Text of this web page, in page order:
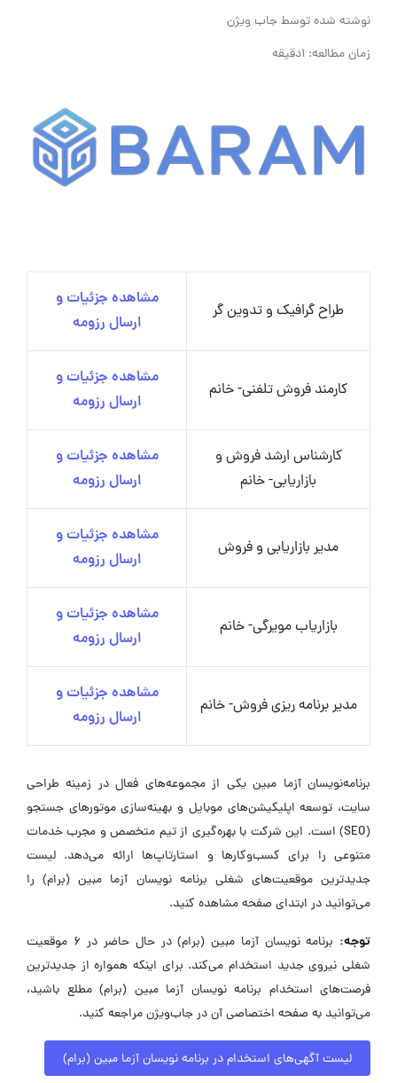
نوشته شده توسطجاب ویژن
زمان مطالعه: 1دقیقه
طراح گرافیک و تدوین گر
مشاهده جزئیات و
ارسال رزومه
کارمند فروش تلفنی- خانم
مشاهده جزئیات و
ارسال رزومه
کارشناس ارشد فروش و
بازاریابی- خانم
مشاهده جزئیات و
ارسال رزومه
مدیر بازاریابی و فروش
مشاهده جزئیات و
ارسال رزومه
بازاریاب مویرگی- خانم
مشاهده جزئیات و
ارسال رزومه
مدیر برنامه ریزی فروش- خانم
مشاهده جزئیات و
ارسال رزومه
برنامه‌نویسان آزما مبین یکی از مجموعه‌های فعال در زمینه طراحی
سایت، توسعه اپلیکیشن‌های موبایل و بهینه‌سازی موتورهای جستجو
(SEO) است. این شرکت با بهره‌گیری از تیم متخصص و مجرب خدمات
متنوعی را برای کسب‌وکارها و استارتاپ‌ها ارائه می‌دهد. لیست
جدیدترین موقعیت‌های شغلی برنامه نویسان آزما مبین (برام) را
می‌توانید در ابتدای صفحه مشاهده کنید.
توجه:
برنامه نویسان آزما مبین (برام) در حال حاضر در ۶ موقعیت
شغلی نیروی جدید استخدام می‌کند. برای اینکه همواره از جدیدترین
فرصت‌های استخدام برنامه نویسان آزما مبین (برام) مطلع باشید،
می‌توانید به صفحه اختصاصی آن در جاب‌ویژن مراجعه کنید.
لیست آگهی‌های استخدام در برنامه نویسان آزما مبین (برام)